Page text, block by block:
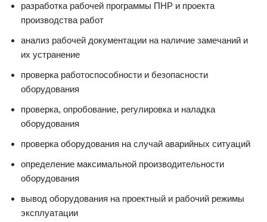
разработка рабочей программы ПНР и проекта
производства работ
анализ рабочей документации на наличие замечаний и
их устранение
проверка работоспособности и безопасности
оборудования
проверка, опробование, регулировка и наладка
оборудования
проверка оборудования на случай аварийных ситуаций
определение максимальной производительности
оборудования
вывод оборудования на проектный и рабочий режимы
эксплуатации